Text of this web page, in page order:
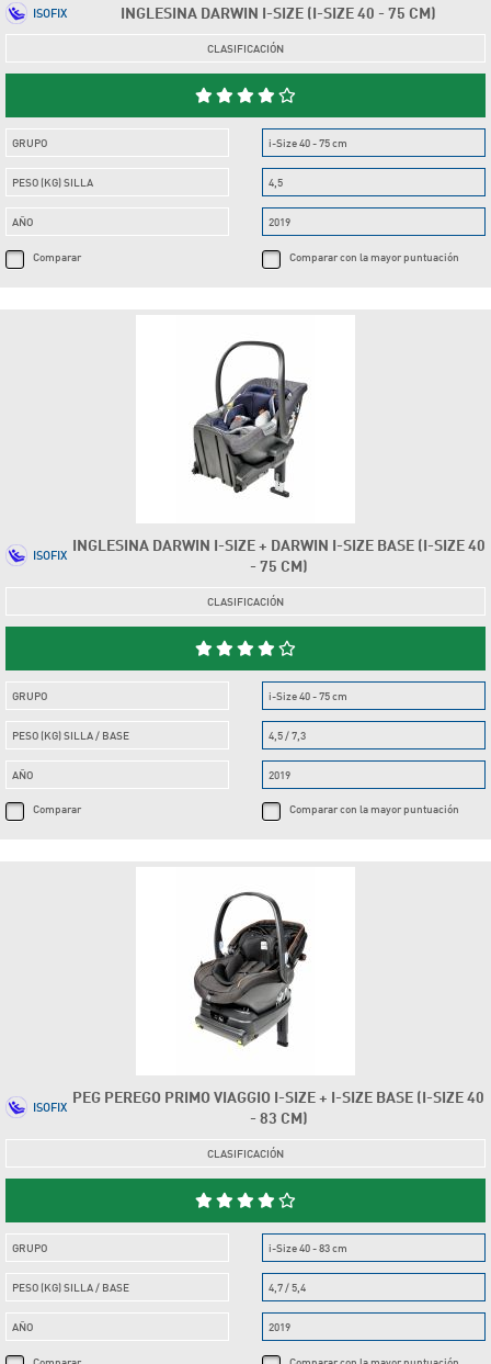
INGLESINA DARWIN I-SIZE (I-SIZE 40 - 75 CM)
ISOFIX
CLASIFICACIÓN
GRUPO
PESO (KG) SILLA
AÑO
Comparar
i-Size 40 - 75 cm
4,5
2019
Comparar con la mayor puntuación
INGLESINA DARWIN I-SIZE + DARWIN I-SIZE BASE (I-SIZE 40
- 75 CM)
ISOFIX
CLASIFICACIÓN
GRUPO
PESO (KG) SILLA / BASE
AÑO
Comparar
i-Size 40 - 75 cm
4,5 / 7,3
2019
Comparar con la mayor puntuación
PEG PEREGO PRIMO VIAGGIO I-SIZE + I-SIZE BASE (I-SIZE 40
- 83 CM)
ISOFIX
CLASIFICACIÓN
GRUPO
PESO (KG) SILLA / BASE
AÑO
Comparar
i-Size 40 - 83 cm
4,7 / 5,4
2019
Comparar con la mayor puntuación